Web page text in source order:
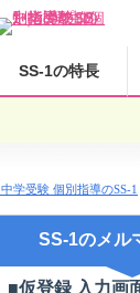
SS-1の特長
中学受験 個別指導のSS-1
SS-1のメル